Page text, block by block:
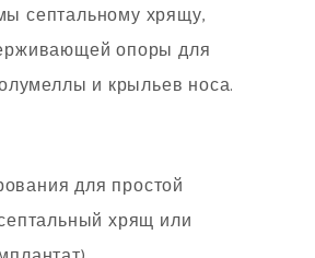
септальному хрящу,
опоры для
и крыльев носа.